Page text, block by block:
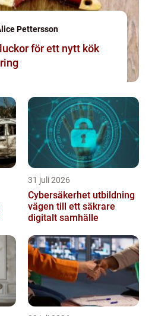
Pettersson
för ett nytt kök
31 juli 2026
Cybersäkerhet utbildning
vägen till ett säkrare
digitalt samhälle